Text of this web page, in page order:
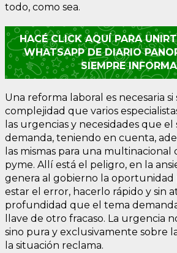
todo, como sea.
HACÉ CLICK AQUÍ PARA
WHATSAPP DE DIARIO
SIEMPRE
Una reforma laboral es necesaria si
complejidad que varios
las urgencias y necesidades que el
demanda, teniendo en cuenta,
las mismas para una multinacional
pyme. Allí está el peligro, en la
genera al gobierno la
estar el error, hacerlo rápido y sin
profundidad que el tema
llave de otro fracaso. La urgencia
sino pura y exclusivamente sobre
la situación reclama.